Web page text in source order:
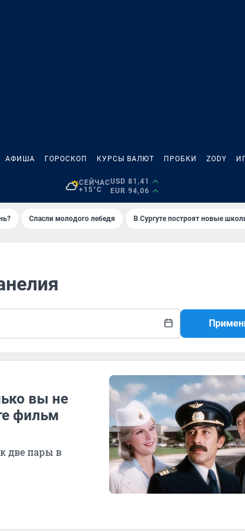
АФИША ГОРОСКОП КУРСЫ ВАЛЮТ ПРОБКИ ZODY
СЕЙЧАС
+15°C
USD 81,41
EUR 94,06
Спасли молодого лебедя В Сургуте построят новые
вы не
фильм
две пары в